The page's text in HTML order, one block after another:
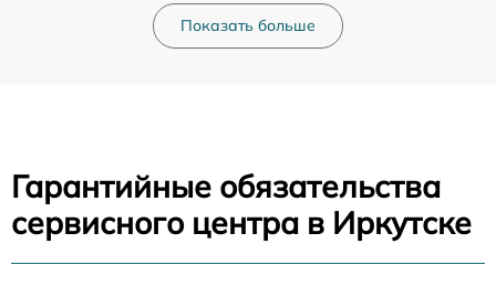
Показать больше
Гарантийные обязательства
сервисного центра в Иркутске